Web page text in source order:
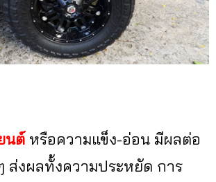
นต์หรือความแข็ง-อ่อน มีผลต่อ
ส่งผลทั้งความประหยัด การ